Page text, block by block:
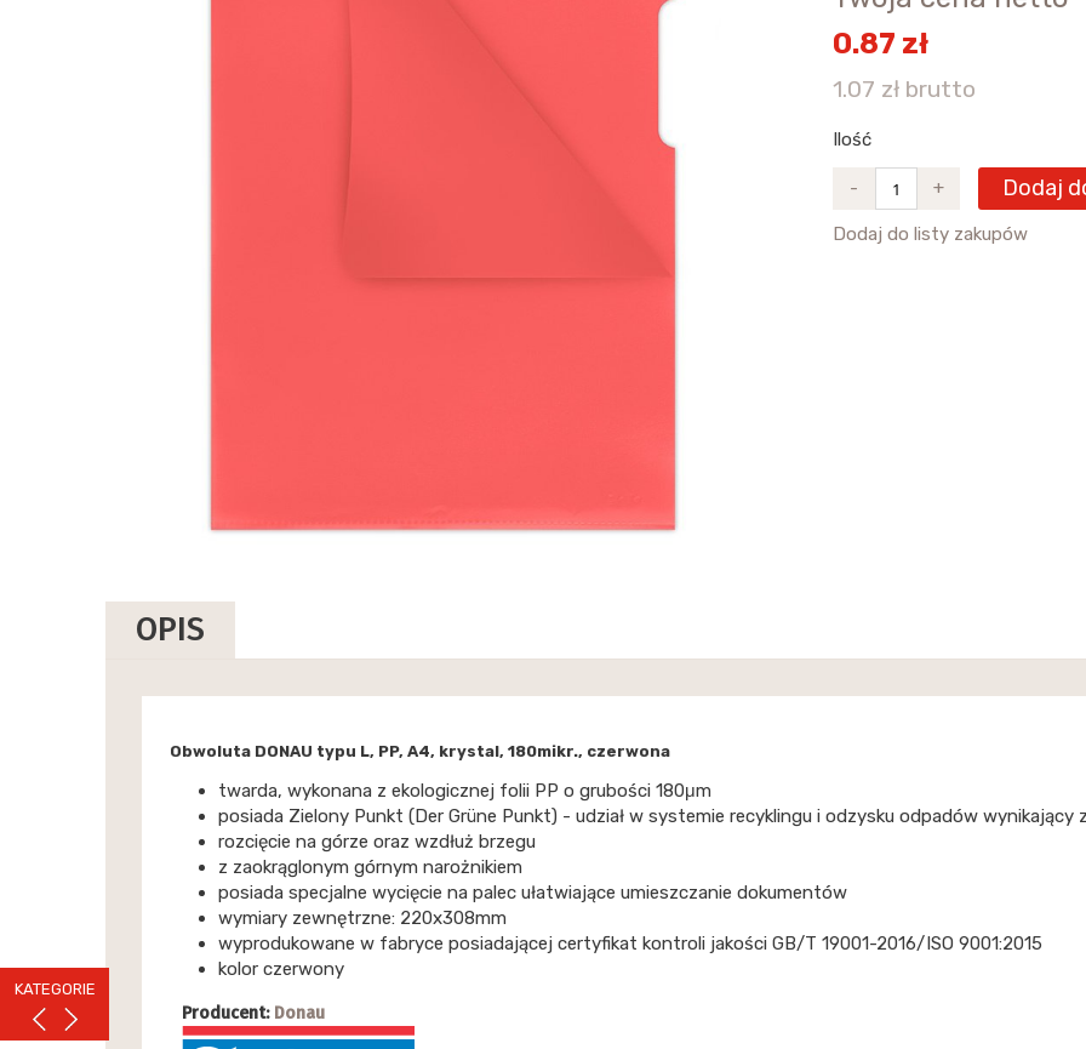
KATEGORIE
0.87 zł
1.07 zł brutto
Ilość
- + Dodaj
Dodaj do listy zakupów
OPIS
Obwoluta DONAU typu L, PP, A4, krystal, 180mikr., czerwona
twarda, wykonana z ekologicznej folii PP o grubości 180μm
posiada Zielony Punkt (Der Grüne Punkt) - udział w systemie recyklingu i odzysku odpadów wynikający
rozcięcie na górze oraz wzdłuż brzegu
z zaokrąglonym górnym narożnikiem
posiada specjalne wycięcie na palec ułatwiające umieszczanie dokumentów
wymiary zewnętrzne: 220x308mm
wyprodukowane w fabryce posiadającej certyfikat kontroli jakości GB/T 19001-2016/ISO 9001:2015
kolor czerwony
Producent: Donau